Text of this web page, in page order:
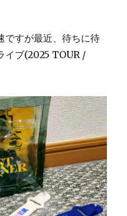
ですが最近、待ちに待
イブ(2025 TOUR /